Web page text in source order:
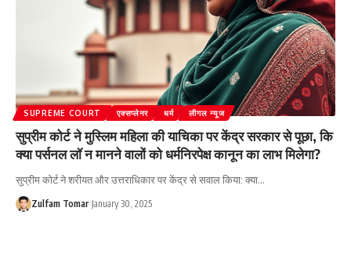
SUPREME COURT एक्सप्लेनर धर्म लीगल न्यूज
सुप्रीम कोर्ट ने मुस्लिम महिला की याचिका पर केंद्र सरकार से पूछा, कि
क्या पर्सनल लॉ न मानने वालों को धर्मनिरपेक्ष कानून का लाभ मिलेगा?
सुप्रीम कोर्ट ने शरीयत और उत्तराधिकार पर केंद्र से सवाल किया: क्या…
Zulfam Tomar January 30, 2025